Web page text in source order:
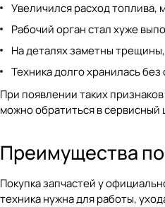
Увеличился расход топлива,
Рабочий орган стал хуже
На деталях заметны
Техника долго хранилась
При появлении таких
можно обратиться всервисный
Преимущества
Покупка запчастей у
техника нужна для работы,